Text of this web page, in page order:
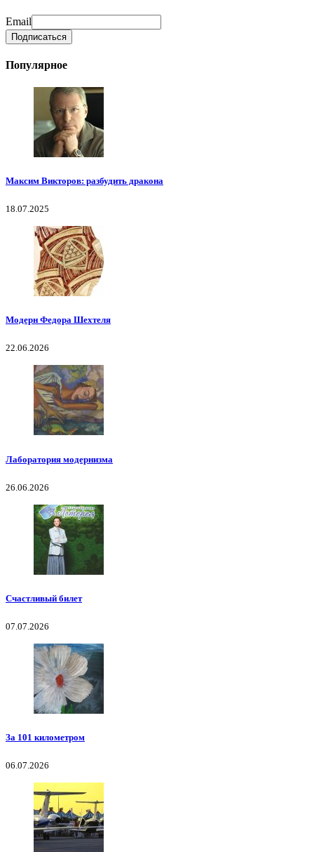
Email
Популярное
Максим Викторов: разбудить дракона
18.07.2025
Модерн Федора Шехтеля
22.06.2026
Лаборатория модернизма
26.06.2026
Счастливый билет
07.07.2026
За 101 километром
06.07.2026